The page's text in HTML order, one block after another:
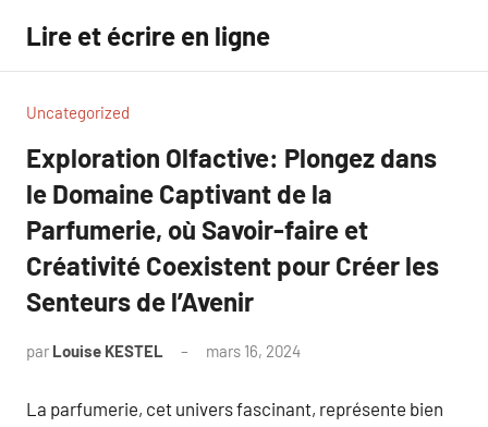
contenu
Lire et écrire en ligne
Uncategorized
Exploration Olfactive: Plongez dans
le Domaine Captivant de la
Parfumerie, où Savoir-faire et
Créativité Coexistent pour Créer les
Senteurs de l’Avenir
par Louise KESTEL mars 16, 2024
La parfumerie, cet univers fascinant, représente bien